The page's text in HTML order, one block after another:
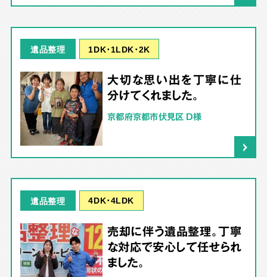
遺品整理 1DK･1LDK･2K
大切な思い出を丁寧に仕
分けてくれました。
京都府京都市伏見区 D様
遺品整理 4DK･4LDK
売却に伴う遺品整理。丁寧
な対応で安心して任せられ
ました。